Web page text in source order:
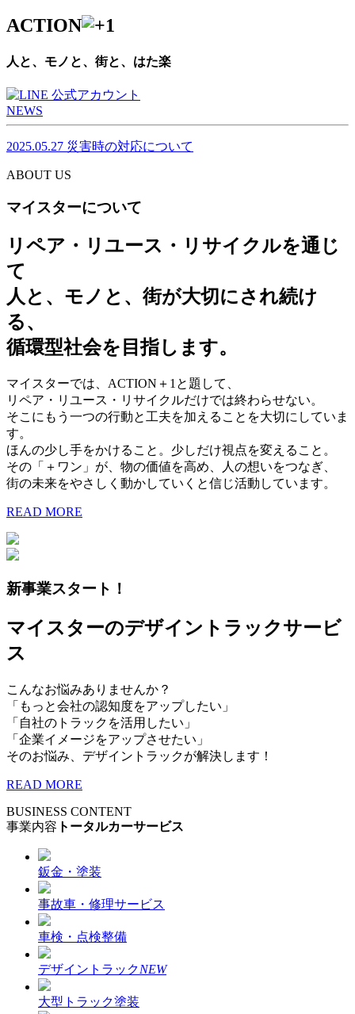
ACTION
人と、モノと、街と、はた楽
NEWS
2025.05.27 災害時の対応について
ABOUT US
マイスターについて
リペア・リユース・リサイクルを通じ
て
人と、モノと、街が大切にされ続け
る、
循環型社会を目指します。
マイスターでは、ACTION＋1と題して、
リペア・リユース・リサイクルだけでは終わらせない。
そこにもう一つの行動と工夫を加えることを大切にしていま
す。
ほんの少し手をかけること。少しだけ視点を変えること。
その「＋ワン」が、物の価値を高め、人の想いをつなぎ、
街の未来をやさしく動かしていくと信じ活動しています。
READ MORE
新事業スタート！
マイスターのデザイントラックサービ
ス
こんなお悩みありませんか？
「もっと会社の認知度をアップしたい」
「自社のトラックを活用したい」
「企業イメージをアップさせたい」
そのお悩み、デザイントラックが解決します！
READ MORE
BUSINESS CONTENT
事業内容 トータルカーサービス
鈑金・塗装
事故車・修理サービス
車検・点検整備
デザイントラックNEW
大型トラック塗装